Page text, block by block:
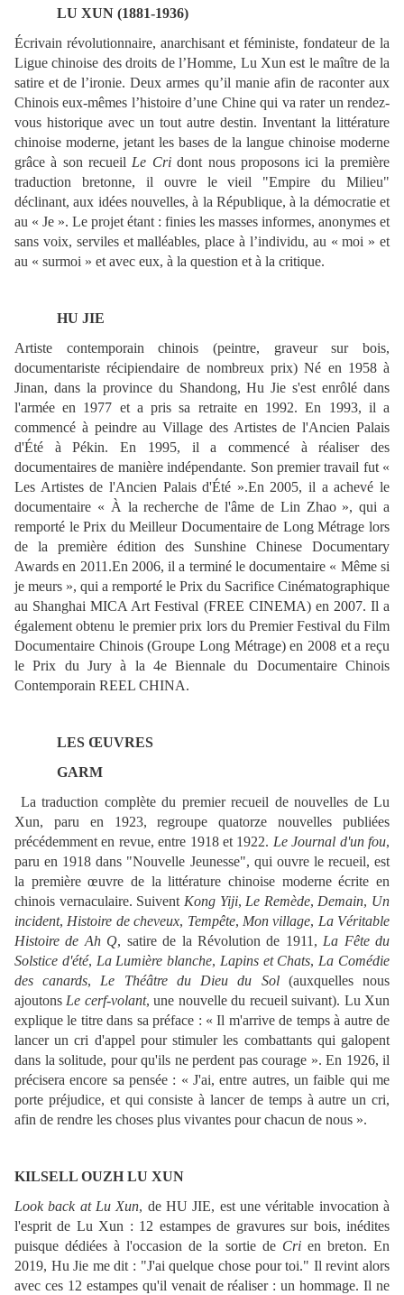
LU XUN (1881-1936)
Écrivain révolutionnaire, anarchisant et féministe, fondateur de la
Ligue chinoise des droits de l’Homme, Lu Xun est le maître de la
satire et de l’ironie. Deux armes qu’il manie afin de raconter aux
Chinois eux-mêmes l’histoire d’une Chine qui va rater un rendez-
vous historique avec un tout autre destin. Inventant la littérature
chinoise moderne, jetant les bases de la langue chinoise moderne
grâce à son recueil Le Cridont nous proposons ici la première
traduction bretonne, il ouvre le vieil "Empire du Milieu"
déclinant, aux idées nouvelles, à la République, à la démocratie et
au « Je ». Le projet étant : finies les masses informes, anonymes et
sans voix, serviles et malléables, place à l’individu, au « moi » et
au « surmoi » et avec eux, à la question et à la critique.
HU JIE
Artiste contemporain chinois (peintre, graveur sur bois,
documentariste récipiendaire de nombreux prix) Né en 1958 à
Jinan, dans la province du Shandong, Hu Jie s'est enrôlé dans
l'armée en 1977 et a pris sa retraite en 1992. En 1993, il a
commencé à peindre au Village des Artistes de l'Ancien Palais
d'Été à Pékin. En 1995, il a commencé à réaliser des
documentaires de manière indépendante. Son premier travail fut «
Les Artistes de l'Ancien Palais d'Été ».En 2005, il a achevé le
documentaire « À la recherche de l'âme de Lin Zhao », qui a
remporté le Prix du Meilleur Documentaire de Long Métrage lors
de la première édition des Sunshine Chinese Documentary
Awards en 2011.En 2006, il a terminé le documentaire « Même si
je meurs », qui a remporté le Prix du Sacrifice Cinématographique
au Shanghai MICA Art Festival (FREE CINEMA) en 2007. Il a
également obtenu le premier prix lors du Premier Festival du Film
Documentaire Chinois (Groupe Long Métrage) en 2008 et a reçu
le Prix du Jury à la 4e Biennale du Documentaire Chinois
Contemporain REEL CHINA.
LES ŒUVRES
GARM
La traduction complète du premier recueil de nouvelles de Lu
Xun, paru en 1923, regroupe quatorze nouvelles publiées
précédemment en revue, entre 1918 et 1922. Le Journal d'un fou,
paru en 1918 dans "Nouvelle Jeunesse", qui ouvre le recueil, est
la première œuvre de la littérature chinoise moderne écrite en
chinois vernaculaire. Suivent Kong Yiji, Le Remède, Demain, Un
incident, Histoire de cheveux, Tempête, Mon village, La Véritable
Histoire de Ah Q, satire de la Révolution de 1911, La Fête du
Solstice d'été, La Lumière blanche, Lapins et Chats, La Comédie
des canards, Le Théâtre du Dieu du Sol(auxquelles nous
ajoutons Le cerf-volant, une nouvelle du recueil suivant). Lu Xun
explique le titre dans sa préface : « Il m'arrive de temps à autre de
lancer un cri d'appel pour stimuler les combattants qui galopent
dans la solitude, pour qu'ils ne perdent pas courage ». En 1926, il
précisera encore sa pensée : « J'ai, entre autres, un faible qui me
porte préjudice, et qui consiste à lancer de temps à autre un cri,
afin de rendre les choses plus vivantes pour chacun de nous ».
KILSELL OUZH LU XUN
Look back at Lu Xun, de HU JIE, est une véritable invocation à
l'esprit de Lu Xun : 12 estampes de gravures sur bois, inédites
puisque dédiées à l'occasion de la sortie de Crien breton. En
2019, Hu Jie me dit : "J'ai quelque chose pour toi." Il revint alors
avec ces 12 estampes qu'il venait de réaliser : un hommage. Il ne